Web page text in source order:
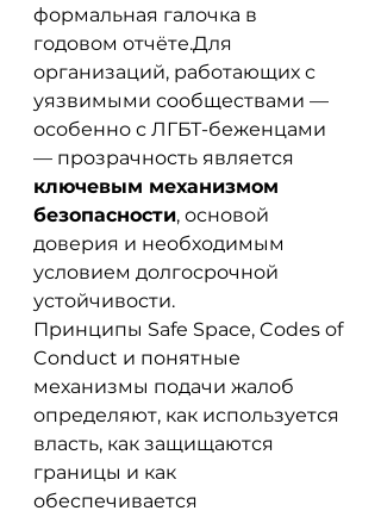
формальная галочка в
годовом отчёте.Для
организаций, работающих с
уязвимыми сообществами —
особенно с ЛГБТ-беженцами
— прозрачность является
ключевым механизмом
безопасности, основой
доверия и необходимым
условием долгосрочной
устойчивости.
Принципы Safe Space, Codes of
Conduct и понятные
механизмы подачи жалоб
определяют, как используется
власть, как защищаются
границы и как
обеспечивается